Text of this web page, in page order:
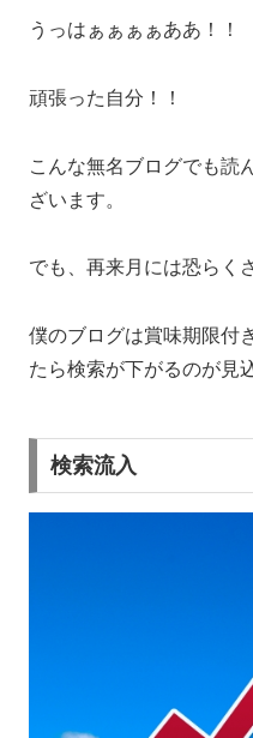
うっはぁぁぁぁああ！！
頑張った自分！！
こんな無名ブログでも読
ざいます。
でも、再来月には恐らく
僕のブログは賞味期限付
たら検索が下がるのが見
検索流入